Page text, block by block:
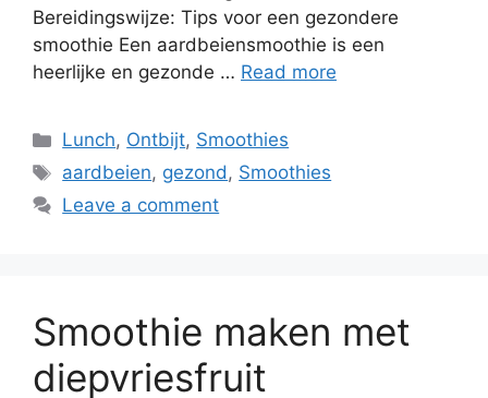
Bereidingswijze: Tips voor een gezondere
smoothie Een aardbeiensmoothie is een
heerlijke en gezonde … Read more
Lunch, Ontbijt, Smoothies
aardbeien, gezond, Smoothies
Leave a comment
Smoothie maken met
diepvriesfruit